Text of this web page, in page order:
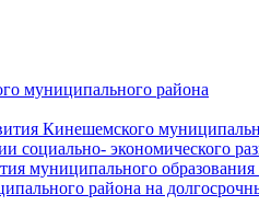
муниципального района
Кинешемского
социально- экономического
муниципального
района на